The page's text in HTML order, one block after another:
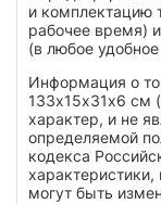
и комплектацию
рабочее время)
(в любое
Информация о
133х15х31х6 см
характер, и не
определяемой
кодекса
могут быть